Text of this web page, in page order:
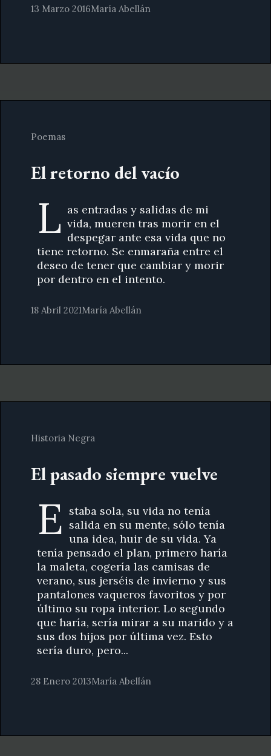
13 Marzo 2016María Abellán
Poemas
El retorno del vacío
L as entradas y salidas de mi
vida, mueren tras morir en el
despegar ante esa vida que no
tiene retorno. Se enmaraña entre el
deseo de tener que cambiar y morir
por dentro en el intento.
18 Abril 2021María Abellán
Historia Negra
El pasado siempre vuelve
E staba sola, su vida no tenía
salida en su mente, sólo tenía
una idea, huir de su vida. Ya
tenía pensado el plan, primero haría
la maleta, cogería las camisas de
verano, sus jerséis de invierno y sus
pantalones vaqueros favoritos y por
último su ropa interior. Lo segundo
que haría, sería mirar a su marido y a
sus dos hijos por última vez. Esto
sería duro, pero...
28 Enero 2013María Abellán